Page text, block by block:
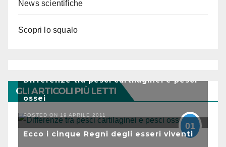
News scientifiche
Scopri lo squalo
GLI ARTICOLI PIÙ LETTI
Differenze tra pesci cartilaginei e pesci
ossei
POSTED ON 19 APRILE 2011
01
Ecco i cinque Regni degli esseri viventi